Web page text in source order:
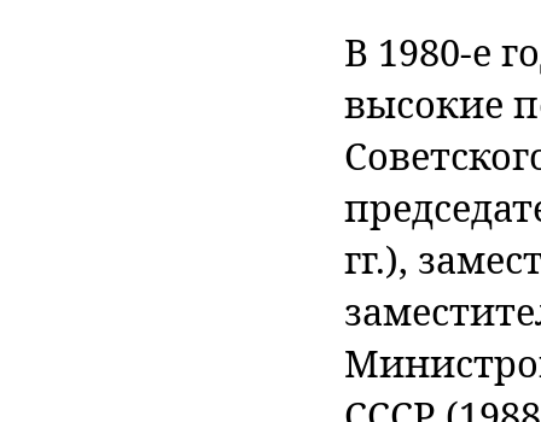
В 1980-е
высокие
гг.),